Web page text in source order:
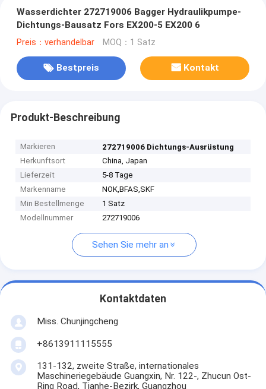
Wasserdichter 272719006 Bagger Hydraulikpumpe-
Dichtungs-Bausatz Fors EX200-5 EX200 6
Preis：verhandelbar MOQ：1 Satz
Bestpreis Kontakt
Produkt-Beschreibung
Markieren
272719006 Dichtungs-Ausrüstung
Herkunftsort
China, Japan
Lieferzeit
5-8 Tage
Markenname
NOK,BFAS,SKF
Min Bestellmenge
1 Satz
Modellnummer
272719006
Sehen Sie mehr an
Kontaktdaten
Miss. Chunjingcheng
+8613911115555
131-132, zweite Straße, internationales
Maschineriegebäude Guangxin, Nr. 122-, Zhucun Ost-
Ring Road, Tianhe-Bezirk, Guangzhou